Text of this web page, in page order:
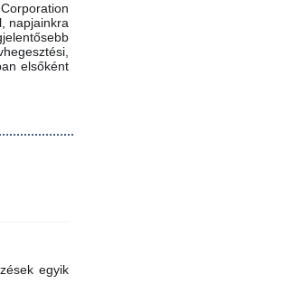
napjainkra
elsőként
egyik